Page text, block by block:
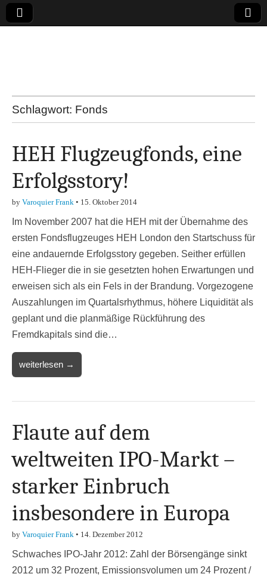
den Themen
Finanzen,
Marketing-, Vertrieb-
& Investment-Tipps
Schlagwort: Fonds
HEH Flugzeugfonds, eine
Erfolgsstory!
by Varoquier Frank • 15. Oktober 2014
Im November 2007 hat die HEH mit der Übernahme des
ersten Fondsflugzeuges HEH London den Startschuss für
eine andauernde Erfolgsstory gegeben. Seither erfüllen
HEH-Flieger die in sie gesetzten hohen Erwartungen und
erweisen sich als ein Fels in der Brandung. Vorgezogene
Auszahlungen im Quartalsrhythmus, höhere Liquidität als
geplant und die planmäßige Rückführung des
Fremdkapitals sind die…
weiterlesen →
Flaute auf dem
weltweiten IPO-Markt –
starker Einbruch
insbesondere in Europa
by Varoquier Frank • 14. Dezember 2012
Schwaches IPO-Jahr 2012: Zahl der Börsengänge sinkt
2012 um 32 Prozent, Emissionsvolumen um 24 Prozent /